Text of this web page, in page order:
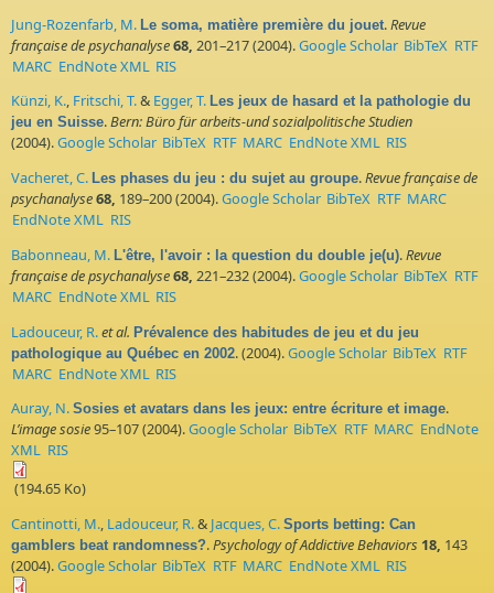
Jung-Rozenfarb, M. Le soma, matière première du jouet.Revue
française de psychanalyse68, 201–217 (2004).Google Scholar BibTeX RTF
MARC EndNote XML RIS
Künzi, K., Fritschi, T.& Egger, T. Les jeux de hasard et la pathologie du
jeu en Suisse.Bern: Büro für arbeits-und sozialpolitische Studien
(2004).Google Scholar BibTeX RTF MARC EndNote XML RIS
Vacheret, C. Les phases du jeu : du sujet au groupe.Revue française de
psychanalyse68, 189–200 (2004).Google Scholar BibTeX RTF MARC
EndNote XML RIS
Babonneau, M. L'être, l'avoir : la question du double je(u).Revue
française de psychanalyse68, 221–232 (2004).Google Scholar BibTeX RTF
MARC EndNote XML RIS
Ladouceur, R.et al. Prévalence des habitudes de jeu et du jeu
pathologique au Québec en 2002. (2004).Google Scholar BibTeX RTF
MARC EndNote XML RIS
Auray, N. Sosies et avatars dans les jeux: entre écriture et image.
L’image sosie95–107 (2004).Google Scholar BibTeX RTF MARC EndNote
XML RIS
(194.65 Ko)
Cantinotti, M., Ladouceur, R.& Jacques, C. Sports betting: Can
gamblers beat randomness?.Psychology of Addictive Behaviors 18, 143
(2004).Google Scholar BibTeX RTF MARC EndNote XML RIS